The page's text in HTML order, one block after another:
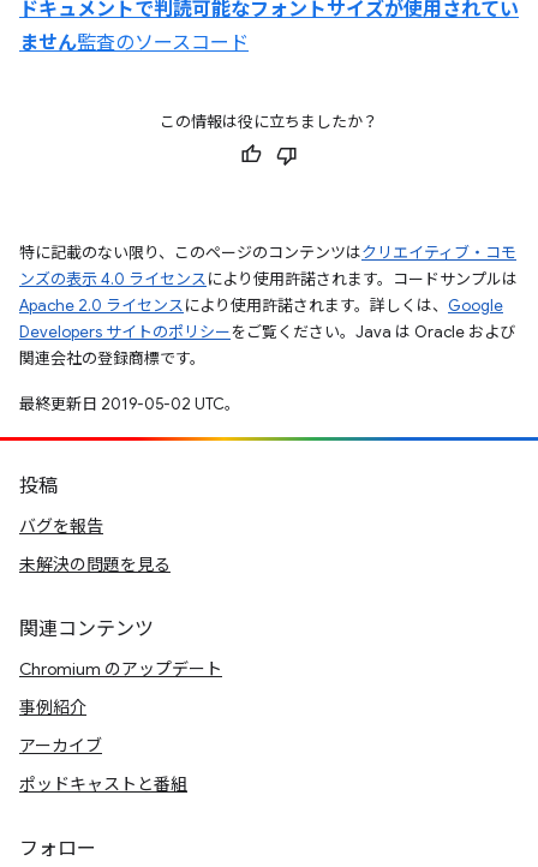
ドキュメントで判読可能なフォントサイズが使用されてい
ません監査のソースコード
この情報は役に立ちましたか？
特に記載のない限り、このページのコンテンツはクリエイティブ・コモ
ンズの表示 4.0 ライセンスにより使用許諾されます。コードサンプルは
Apache 2.0 ライセンスにより使用許諾されます。詳しくは、 Google
Developers サイトのポリシーをご覧ください。Java は Oracle および
関連会社の登録商標です。
最終更新日 2019-05-02 UTC。
投稿
バグを報告
未解決の問題を見る
関連コンテンツ
Chromium のアップデート
事例紹介
アーカイブ
ポッドキャストと番組
フォロー